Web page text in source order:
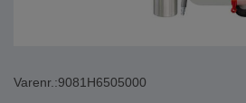
Varenr.:9081H6505000